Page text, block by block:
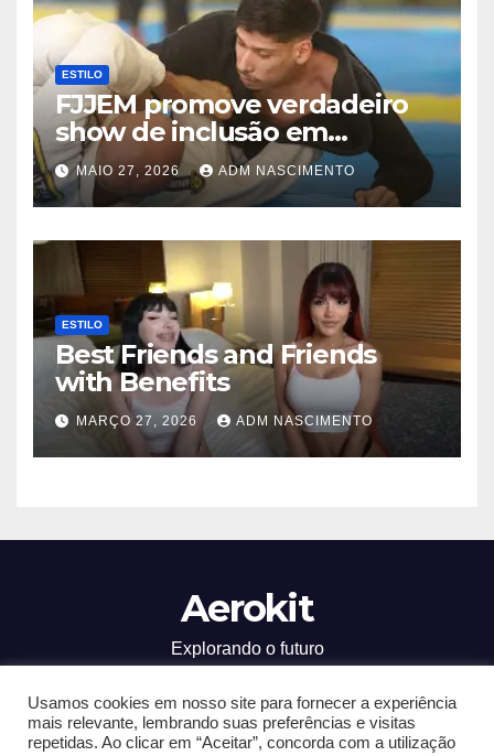
ESTILO
FJJEM promove verdadeiro
show de inclusão em
Imperatriz com emocionante
evento de Jiu-Jitsu
MAIO 27, 2026 ADM NASCIMENTO
ESTILO
Best Friends and Friends
with Benefits
MARÇO 27, 2026 ADM NASCIMENTO
Aerokit
Explorando o futuro
Usamos cookies em nosso site para fornecer a experiência
mais relevante, lembrando suas preferências e visitas
repetidas. Ao clicar em “Aceitar”, concorda com a utilização